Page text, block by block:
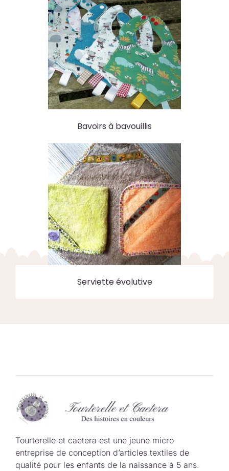
Bavoirs à bavouillis
Serviette évolutive
Tourterelle et caetera est une jeune micro
entreprise de conception d’articles textiles de
qualité pour les enfants de la naissance à 5 ans.